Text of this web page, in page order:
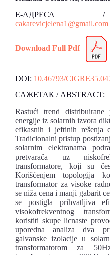
Е-АДРЕСА
cakarevicjelena1 @gmail.com
Download Full Pdf
DOI: 10.46793/
САЖЕТАК / ABSTRACT:
Rastući trend distribuirane
energije iz solarnih izvora
efikasnih i jeftinih rešenja
Tradicionalni pristup
solarnim elektranama
pretvarača uz
transformatore, koji su
Korišćenjem topologija
transformator za visoke
se niža cena i manji gabarit
se postigla prihvatljiva
visokofrekventnog
koristiti skupe licnaste
uporedna analiza dva
galvanske izolacije u
transformatorom za